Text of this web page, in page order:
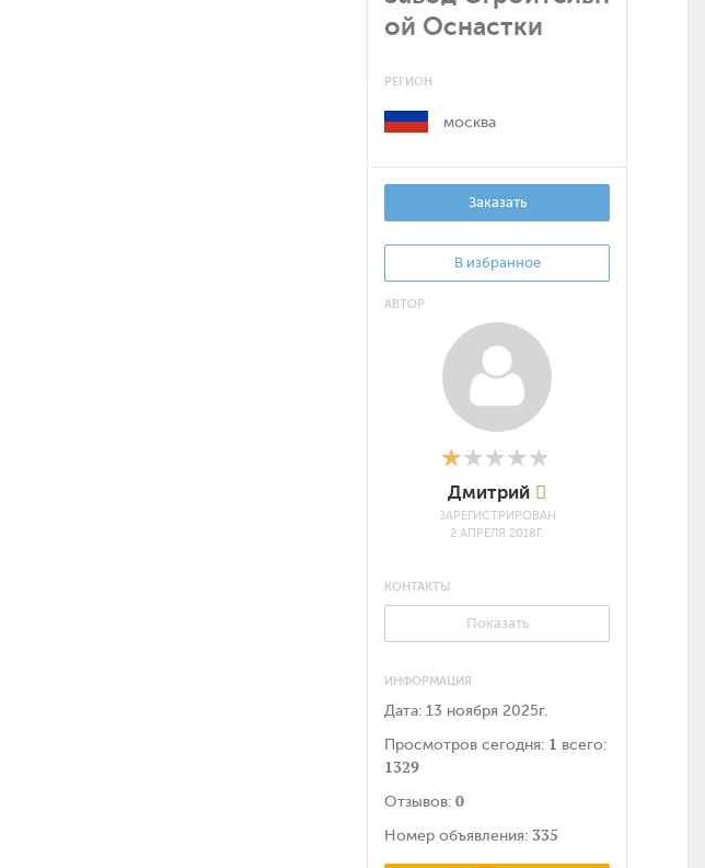
ой Оснастки
РЕГИОН
москва
Заказать
В избранное
АВТОР
Дмитрий
ЗАРЕГИСТРИРОВАН
2 АПРЕЛЯ 2018Г.
КОНТАКТЫ
Показать
ИНФОРМАЦИЯ
Дата: 13 ноября 2025г.
Просмотров сегодня: 1 всего:
1329
Отзывов: 0
Номер объявления: 335